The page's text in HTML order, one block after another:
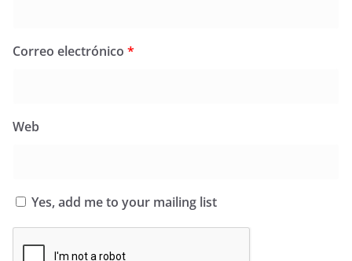
Correo electrónico *
Web
Yes, add me to your mailing list